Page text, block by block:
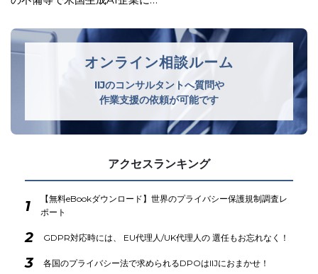
オンライン相談ルーム
IIJのコンサルタントへ質問や
作業支援の依頼が可能です
アクセスランキング
1
【無料eBookダウンロード】世界のプライバシー保護規制調査レ
ポート
2 GDPR対応時には、 EU代理人/UK代理人の 選任もお忘れなく！
3 各国のプライバシー法で求められるDPOはIIJにおまかせ！